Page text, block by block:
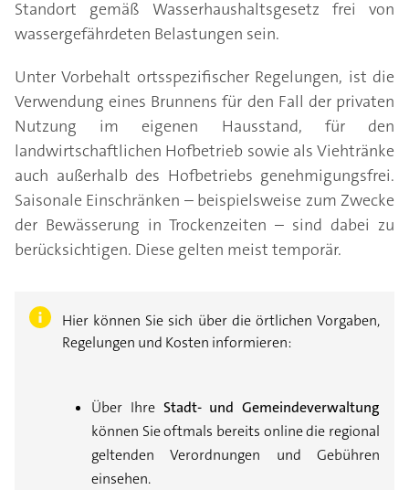
Standort gemäß Wasserhaushaltsgesetz frei von
wassergefährdeten Belastungen sein.
Unter Vorbehalt ortsspezifischer Regelungen, ist die
Verwendung eines Brunnens für den Fall der privaten
Nutzung im eigenen Hausstand, für den
landwirtschaftlichen Hofbetrieb sowie als Viehtränke
auch außerhalb des Hofbetriebs genehmigungsfrei.
Saisonale Einschränken – beispielsweise zum Zwecke
der Bewässerung in Trockenzeiten – sind dabei zu
berücksichtigen. Diese gelten meist temporär.
Hier können Sie sich über die örtlichen Vorgaben,
Regelungen und Kosten informieren:
Über Ihre Stadt- und Gemeindeverwaltung
können Sie oftmals bereits online die regional
geltenden Verordnungen und Gebühren
einsehen.